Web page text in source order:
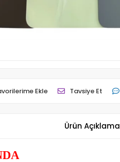
Ekle Tavsiye Et
Ürün